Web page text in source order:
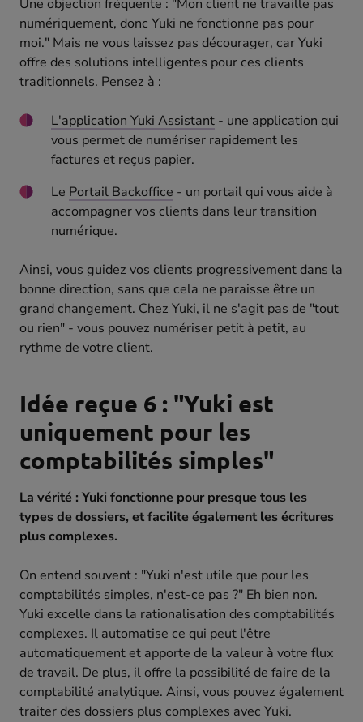
Une objection fréquente : "Mon client ne travaille pas
numériquement, donc Yuki ne fonctionne pas pour
moi." Mais ne vous laissez pas décourager, car Yuki
offre des solutions intelligentes pour ces clients
traditionnels. Pensez à :
L'application Yuki Assistant - une application qui
vous permet de numériser rapidement les
factures et reçus papier.
Le Portail Backoffice - un portail qui vous aide à
accompagner vos clients dans leur transition
numérique.
Ainsi, vous guidez vos clients progressivement dans la
bonne direction, sans que cela ne paraisse être un
grand changement. Chez Yuki, il ne s'agit pas de "tout
ou rien" - vous pouvez numériser petit à petit, au
rythme de votre client.
Idée reçue 6 : "Yuki est
uniquement pour les
comptabilités simples"
La vérité : Yuki fonctionne pour presque tous les
types de dossiers, et facilite également les écritures
plus complexes.
On entend souvent : "Yuki n'est utile que pour les
comptabilités simples, n'est-ce pas ?" Eh bien non.
Yuki excelle dans la rationalisation des comptabilités
complexes. Il automatise ce qui peut l'être
automatiquement et apporte de la valeur à votre flux
de travail. De plus, il offre la possibilité de faire de la
comptabilité analytique. Ainsi, vous pouvez également
traiter des dossiers plus complexes avec Yuki.